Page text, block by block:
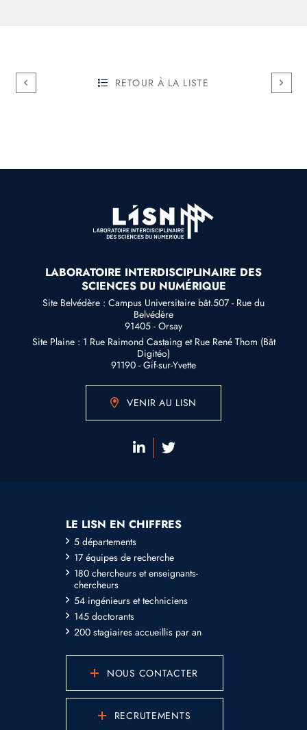
RETOUR À LA LISTE
LABORATOIRE INTERDISCIPLINAIRE DES
SCIENCES DU NUMÉRIQUE
Site Belvédère : Campus Universitaire bât.507 - Rue du
Belvédère
91405 - Orsay
Site Plaine : 1 Rue Raimond Castaing et Rue René Thom (Bât
Digitéo)
91190 - Gif-sur-Yvette
VENIR AU LISN
LE LISN EN CHIFFRES
5 départements
17 équipes de recherche
180 chercheurs et enseignants-
chercheurs
54 ingénieurs et techniciens
145 doctorants
200 stagiaires accueillis par an
NOUS CONTACTER
RECRUTEMENTS